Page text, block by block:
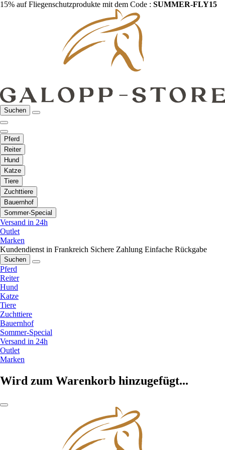
15% auf Fliegenschutzprodukte mit dem Code : SUMMER-FLY15
Suchen
Pferd
Reiter
Hund
Katze
Tiere
Zuchttiere
Bauernhof
Sommer-Special
Versand in 24h
Outlet
Marken
Kundendienst in Frankreich Sichere Zahlung Einfache Rückgabe
Suchen
Pferd
Reiter
Hund
Katze
Tiere
Zuchttiere
Bauernhof
Sommer-Special
Versand in 24h
Outlet
Marken
Wird zum Warenkorb hinzugefügt...